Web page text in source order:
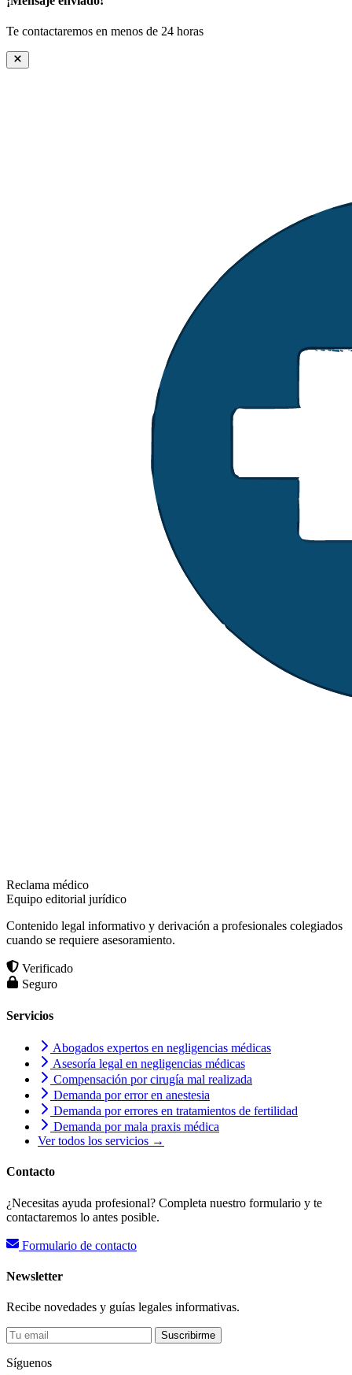
Te contactaremos en menos de 24 horas
Reclama médico
Equipo editorial jurídico
Contenido legal informativo y derivación a profesionales colegiados
cuando se requiere asesoramiento.
Verificado
Seguro
Servicios
Abogados expertos en negligencias médicas
Asesoría legal en negligencias médicas
Compensación por cirugía mal realizada
Demanda por error en anestesia
Demanda por errores en tratamientos de fertilidad
Demanda por mala praxis médica
Ver todos los servicios →
Contacto
¿Necesitas ayuda profesional? Completa nuestro formulario y te
contactaremos lo antes posible.
Formulario de contacto
Newsletter
Recibe novedades y guías legales informativas.
Suscribirme
Síguenos